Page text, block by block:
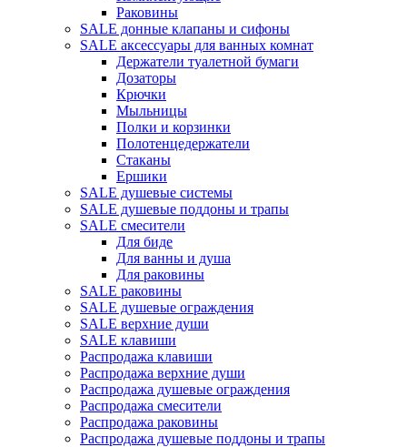
Раковины
SALE донные клапаны и сифоны
SALE аксессуары для ванных комнат
Держатели туалетной бумаги
Дозаторы
Крючки
Мыльницы
Полки и корзинки
Полотенцедержатели
Стаканы
Ершики
SALE душевые системы
SALE душевые поддоны и трапы
SALE смесители
Для биде
Для ванны и душа
Для раковины
SALE раковины
SALE душевые ограждения
SALE верхние души
SALE клавиши
Распродажа клавиши
Распродажа верхние души
Распродажа душевые ограждения
Распродажа смесители
Распродажа раковины
Распродажа душевые поддоны и трапы